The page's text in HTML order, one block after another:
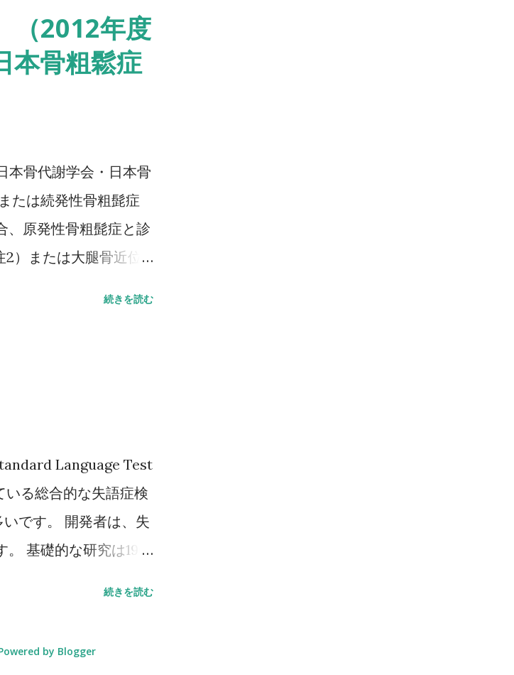
詳しい評価方法はこ
ーテスト TUG:Timed
含めた約16m（直線
間をストップウォッ
（2012年度
骨粗鬆症
骨代謝学会・日本骨
たは続発性骨粗髭症
、原発性骨粗髭症と診
または大腿骨近位
す。 注2 形態椎体骨
もに、鑑別診断の観
そのほかの脆弱性骨
骨折部位は肋骨、骨盤
端、下腿骨。 注4 骨
る。 また、複数部
ただし、高齢者にお
または
続きを読む
Language Test
る総合的な失語症検
です。 開発者は、失
基礎的な研究は1965
ます。 構成 「聴
続きを読む
by Blogger